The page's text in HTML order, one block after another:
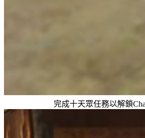
完成十天眾任務以解鎖